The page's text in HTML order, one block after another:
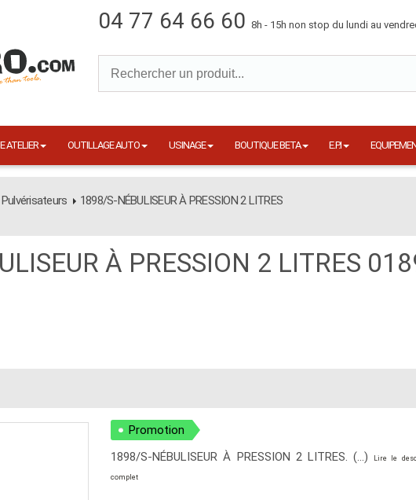
04 77 64 66 60 8h - 15h non stop du lundi au
ATELIER OUTILLAGE AUTO USINAGE BOUTIQUE BETA E.P.I
Pulvérisateurs 1898/S-NÉBULISEUR À PRESSION 2 LITRES
À PRESSION 2 LITRES
Promotion
1898/S-NÉBULISEUR À PRESSION 2 LITRES. (...)
Lire le
complet